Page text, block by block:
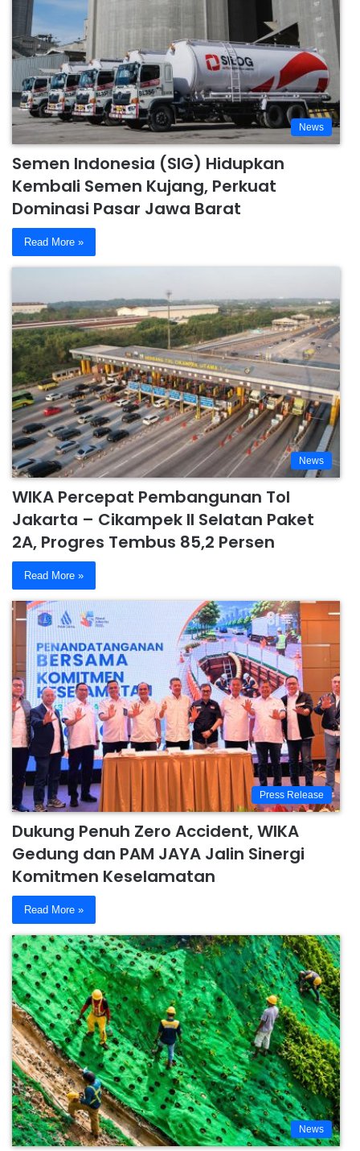
News
Semen Indonesia (SIG) Hidupkan
Kembali Semen Kujang, Perkuat
Dominasi Pasar Jawa Barat
Read More »
News
WIKA Percepat Pembangunan Tol
Jakarta – Cikampek II Selatan Paket
2A, Progres Tembus 85,2 Persen
Read More »
Press Release
Dukung Penuh Zero Accident, WIKA
Gedung dan PAM JAYA Jalin Sinergi
Komitmen Keselamatan
Read More »
News